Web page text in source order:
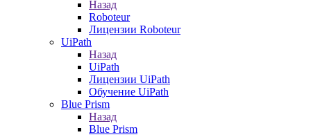
Назад
Roboteur
Лицензии Roboteur
UiPath
Назад
UiPath
Лицензии UiPath
Обучение UiPath
Blue Prism
Назад
Blue Prism